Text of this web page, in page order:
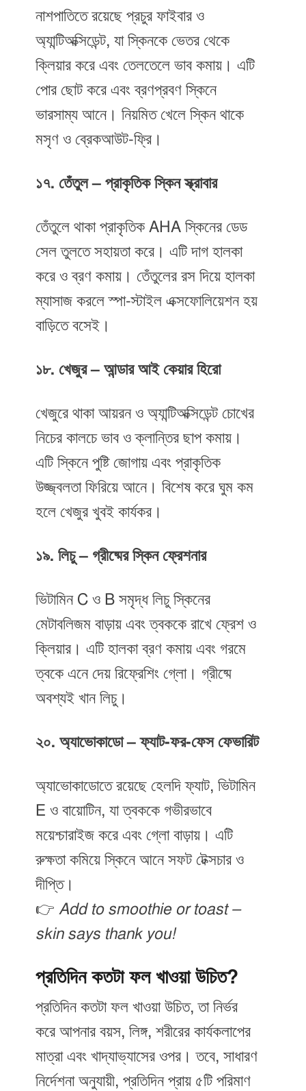
নাশপাতিতে রয়েছে প্রচুর ফাইবার ও
অ্যান্টিঅক্সিডেন্ট, যা স্কিনকে ভেতর থেকে
ক্লিয়ার করে এবং তেলতেলে ভাব কমায়। এটি
পোর ছোট করে এবং ব্রণপ্রবণ স্কিনে
ভারসাম্য আনে। নিয়মিত খেলে স্কিন থাকে
মসৃণ ও ব্রেকআউট-ফ্রি।
১৭. তেঁতুল – প্রাকৃতিক স্কিন স্ক্রাবার
তেঁতুলে থাকা প্রাকৃতিক AHA স্কিনের ডেড
সেল তুলতে সহায়তা করে। এটি দাগ হালকা
করে ও ব্রণ কমায়। তেঁতুলের রস দিয়ে হালকা
ম্যাসাজ করলে স্পা-স্টাইল এক্সফোলিয়েশন হয়
বাড়িতে বসেই।
১৮. খেজুর – আন্ডার আই কেয়ার হিরো
খেজুরে থাকা আয়রন ও অ্যান্টিঅক্সিডেন্ট চোখের
নিচের কালচে ভাব ও ক্লান্তির ছাপ কমায়।
এটি স্কিনে পুষ্টি জোগায় এবং প্রাকৃতিক
উজ্জ্বলতা ফিরিয়ে আনে। বিশেষ করে ঘুম কম
হলে খেজুর খুবই কার্যকর।
১৯. লিচু – গ্রীষ্মের স্কিন ফ্রেশনার
ভিটামিন C ও B সমৃদ্ধ লিচু স্কিনের
মেটাবলিজম বাড়ায় এবং ত্বককে রাখে ফ্রেশ ও
ক্লিয়ার। এটি হালকা ব্রণ কমায় এবং গরমে
ত্বকে এনে দেয় রিফ্রেশিং গ্লো। গ্রীষ্মে
অবশ্যই খান লিচু।
২০. অ্যাভোকাডো – ফ্যাট-ফর-ফেস ফেভারিট
অ্যাভোকাডোতে রয়েছে হেলদি ফ্যাট, ভিটামিন
E ও বায়োটিন, যা ত্বককে গভীরভাবে
ময়েশ্চারাইজ করে এবং গ্লো বাড়ায়। এটি
রুক্ষতা কমিয়ে স্কিনে আনে সফট টেক্সচার ও
দীপ্তি।
👉Add to smoothie or toast –
skin says thank you!
প্রতিদিন কতটা ফল খাওয়া উচিত?
প্রতিদিন কতটা ফল খাওয়া উচিত, তা নির্ভর
করে আপনার বয়স, লিঙ্গ, শরীরের কার্যকলাপের
মাত্রা এবং খাদ্যাভ্যাসের ওপর। তবে, সাধারণ
নির্দেশনা অনুযায়ী, প্রতিদিন প্রায় ৫টি পরিমাণ